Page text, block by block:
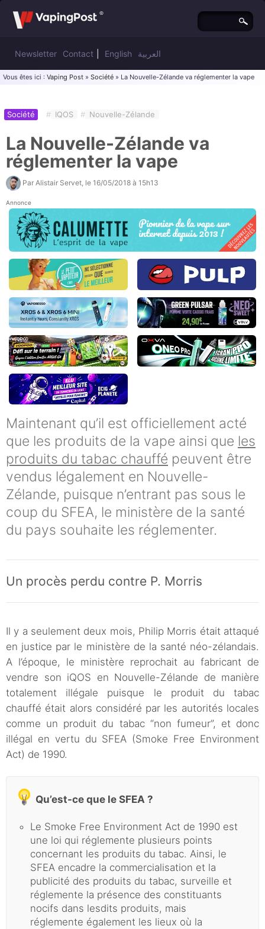
Newsletter Contact English العربية
Vous êtes ici : Vaping Post » Société » La Nouvelle-Zélande va réglementer la vape
Société # IQOS # Nouvelle-Zélande
La Nouvelle-Zélande va
réglementer la vape
Par Alistair Servet , le 16/05/2018 à 15h13
Annonce
Maintenant qu’il est officiellement acté
que les produits de la vape ainsi que les
produits du tabac chauffé peuvent être
vendus légalement en Nouvelle-
Zélande, puisque n’entrant pas sous le
coup du SFEA, le ministère de la santé
du pays souhaite les réglementer.
Un procès perdu contre P. Morris
Il y a seulement deux mois, Philip Morris était attaqué
en justice par le ministère de la santé néo-zélandais.
A l’époque, le ministère reprochait au fabricant de
vendre son iQOS en Nouvelle-Zélande de manière
totalement illégale puisque le produit du tabac
chauffé était alors considéré par les autorités locales
comme un produit du tabac “non fumeur”, et donc
illégal en vertu du SFEA (Smoke Free Environment
Act) de 1990.
Qu’est-ce que le SFEA ?
Le Smoke Free Environment Act de 1990 est
une loi qui réglemente plusieurs points
concernant les produits du tabac. Ainsi, le
SFEA encadre la commercialisation et la
publicité des produits du tabac, surveille et
réglemente la présence des constituants
nocifs dans lesdits produits, mais
réglemente également les lieux où la